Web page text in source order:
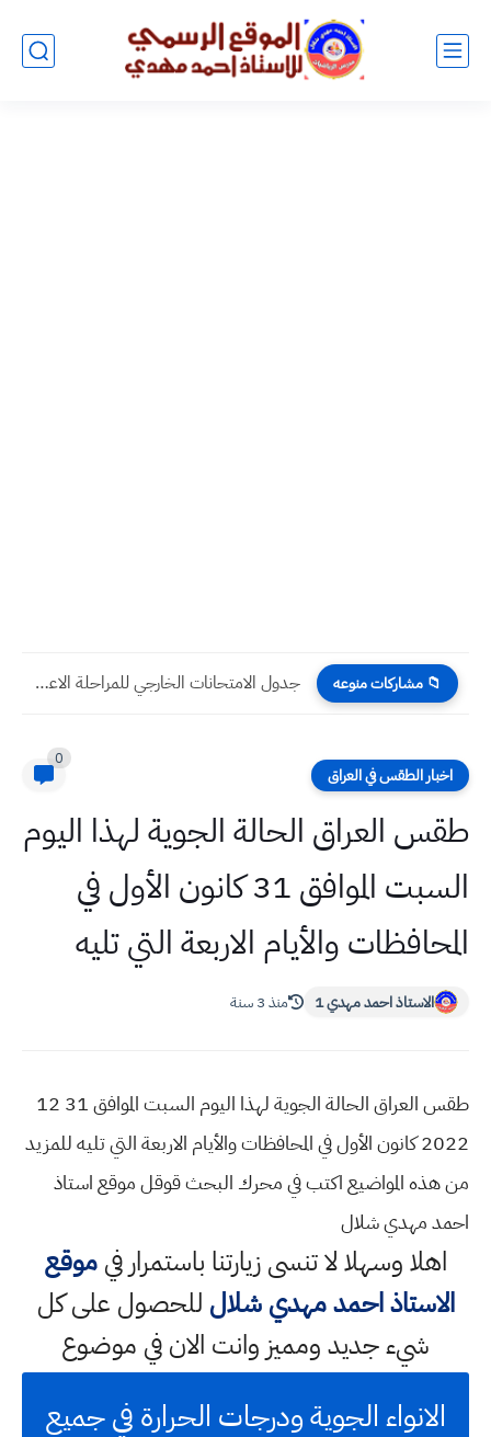
📁 مشاركات منوعه جدول الامتحانات الخارجي للمراحلة الاعدادية (علمي وادبي) 2025-2026
اخبار الطقس في العراق
0
طقس العراق الحالة الجوية لهذا اليوم
السبت الموافق 31 كانون الأول في
المحافظات والأيام الاربعة التي تليه
الاستاذ احمد مهدي 1 منذ 3 سنة
طقس العراق الحالة الجوية لهذا اليوم السبت الموافق 31 12
2022 كانون الأول في المحافظات والأيام الاربعة التي تليه للمزيد
من هذه المواضيع اكتب في محرك البحث قوقل موقع استاذ
احمد مهدي شلال
اهلا وسهلالا تنسى زيارتنا باستمرار فيموقع
الاستاذ احمد مهدي شلال للحصول على كل
شيء جديد ومميز وانت الان في موضوع
الانواء الجوية ودرجات الحرارة في جميع